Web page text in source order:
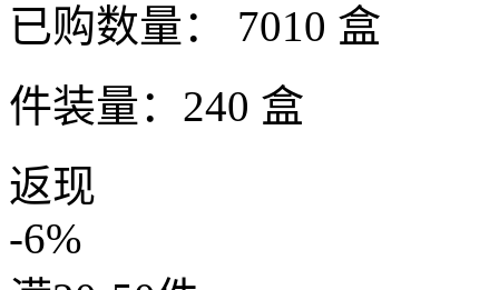
已购数量：
7010 盒
件装量：240 盒
返现
-6%